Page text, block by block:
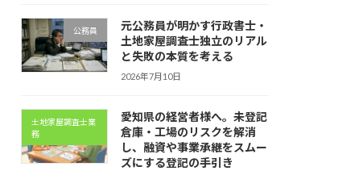
公務員
元公務員が明かす行政書士・
土地家屋調査士独立のリアル
と失敗の本質を考える
2026年7月10日
土地家屋調査士業
務
愛知県の経営者様へ。未登記
倉庫・工場のリスクを解消
し、融資や事業承継をスムー
ズにする登記の手引き